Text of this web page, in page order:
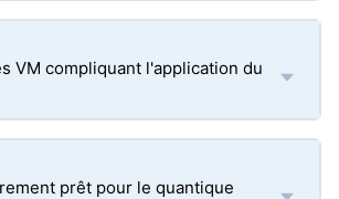
VM compliquant l'application du
prêt pour le quantique